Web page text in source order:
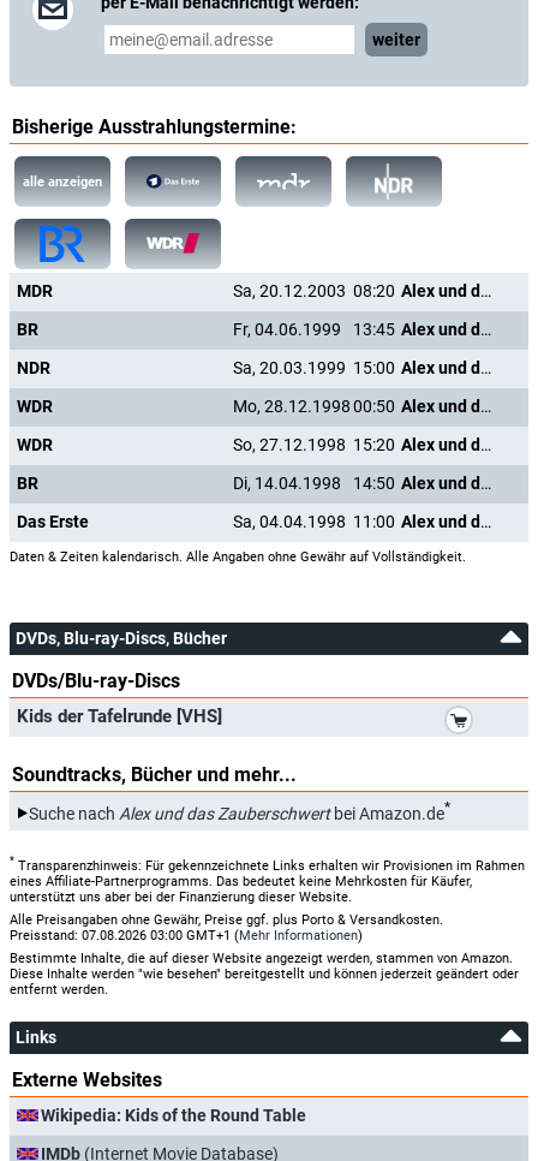
weiter
Bisherige Ausstrahlungstermine:
alle anzeigen
MDR Sa, 20.12.2003 08:20
Alex und das Zauberschwert
BR
Fr, 04.06.1999 13:45
Alex und das Zauberschwert
NDR
Sa, 20.03.1999 15:00
Alex und das Zauberschwert
WDR
Mo, 28.12.199800:50
Alex und das Zauberschwert
WDR
So, 27.12.1998 15:20
Alex und das Zauberschwert
BR
Di, 14.04.1998 14:50
Alex und das Zauberschwert
Das Erste
Sa, 04.04.1998 11:00 Alex und das Zauberschwert
Daten & Zeiten kalendarisch. Alle Angaben ohne Gewähr auf Vollständigkeit.
DVDs, Blu-ray-Discs, Bücher
DVDs/Blu-ray-Discs
Kids der Tafelrunde [VHS]
Soundtracks, Bücher und mehr...
Suche nach Alex und das Zauberschwertbei Amazon.de*
* Transparenzhinweis: Für gekennzeichnete Links erhalten wir Provisionen im Rahmen
eines Affiliate-Partnerprogramms. Das bedeutet keine Mehrkosten für Käufer,
unterstützt uns aber bei der Finanzierung dieser Website.
Alle Preisangaben ohne Gewähr, Preise ggf. plus Porto & Versandkosten.
Preisstand: 07.08.2026 03:00 GMT+1 (Mehr Informationen)
Bestimmte Inhalte, die auf dieser Website angezeigt werden, stammen von Amazon.
Diese Inhalte werden "wie besehen" bereitgestellt und können jederzeit geändert oder
entfernt werden.
Links
Externe Websites
Wikipedia: Kids of the Round Table
IMDb (Internet Movie Database)